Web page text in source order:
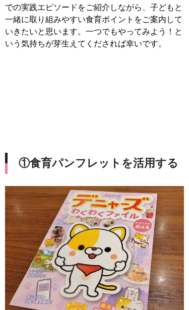
での実践エピソードをご紹介しながら、子どもと
一緒に取り組みやすい食育ポイントをご案内して
いきたいと思います。一つでもやってみよう！と
いう気持ちが芽生えてくだされば幸いです。
①食育パンフレットを活用する